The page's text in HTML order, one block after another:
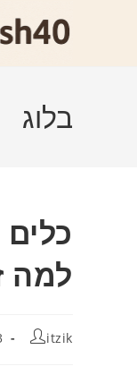
בלוג
למה
מחבר:itzik